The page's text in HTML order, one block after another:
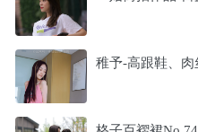
稚予-高跟鞋、肉